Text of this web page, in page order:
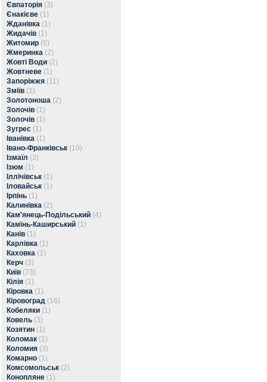
Євпаторія (3)
Єнакієве (1)
Жданівка (1)
Жидачів (1)
Житомир (6)
Жмеринка (2)
Жовті Води (2)
Жовтневе (1)
Запоріжжя (11)
Зміїв (1)
Золотоноша (2)
Золочів (1)
Золочів (1)
Зугрес (1)
Іванівка (1)
Івано-Франківськ (10)
Ізмаїл (3)
Ізюм (1)
Іллічівськ (1)
Іловайськ (1)
Ірпінь (1)
Калинівка (2)
Кам'янець-Подільський (4)
Камінь-Каширський (1)
Канів (1)
Карлівка (1)
Каховка (1)
Керч (3)
Київ (73)
Кілія (1)
Кіровка (1)
Кіровоград (16)
Кобеляки (1)
Ковель (3)
Козятин (1)
Коломак (1)
Коломия (3)
Комарно (1)
Комсомольськ (2)
Конопляне (1)